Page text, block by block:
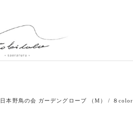
日本野鳥の会 ガーデングローブ （M） / ８color